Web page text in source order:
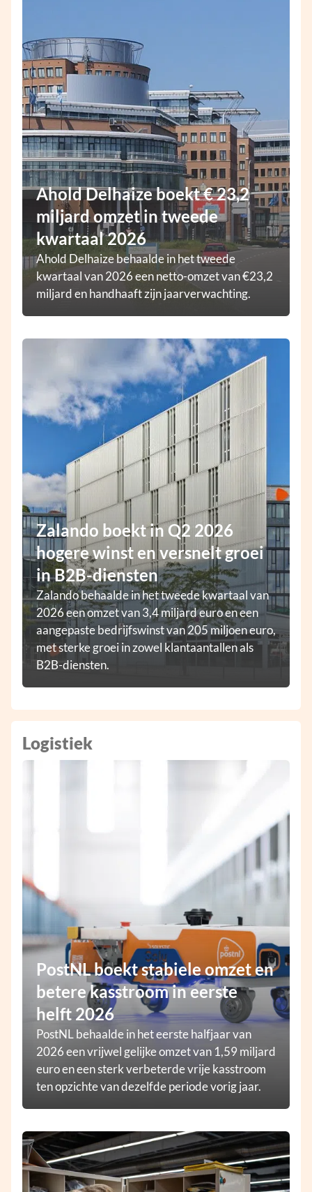
Ahold Delhaize boekt € 23,2
miljard omzet in tweede
kwartaal 2026
Ahold Delhaize behaalde in het tweede
kwartaal van 2026 een netto-omzet van €23,2
miljard en handhaaft zijn jaarverwachting.
Zalando boekt in Q2 2026
hogere winst en versnelt groei
in B2B-diensten
Zalando behaalde in het tweede kwartaal van
2026 een omzet van 3,4 miljard euro en een
aangepaste bedrijfswinst van 205 miljoen euro,
met sterke groei in zowel klantaantallen als
B2B-diensten.
Logistiek
PostNL boekt stabiele omzet en
betere kasstroom in eerste
helft 2026
PostNL behaalde in het eerste halfjaar van
2026 een vrijwel gelijke omzet van 1,59 miljard
euro en een sterk verbeterde vrije kasstroom
ten opzichte van dezelfde periode vorig jaar.